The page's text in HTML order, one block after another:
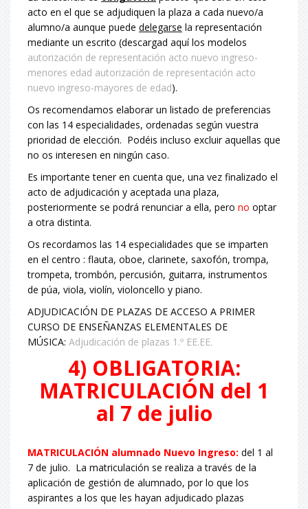
acto en el que se adjudiquen la plaza a cada nuevo/a
alumno/a aunque puede delegarse la representación
mediante un escrito (descargad aquí los modelos
autorización de representación acto nuevo ingreso-
menores edad autorización de representación acto
nuevo ingreso-mayores de edad).
Os recomendamos elaborar un listado de preferencias
con las 14 especialidades, ordenadas según vuestra
prioridad de elección. Podéis incluso excluir aquellas que
no os interesen en ningún caso.
Es importante tener en cuenta que, una vez finalizado el
acto de adjudicación y aceptada una plaza,
posteriormente se podrá renunciar a ella, pero no optar
a otra distinta.
Os recordamos las 14 especialidades que se imparten
en el centro : flauta, oboe, clarinete, saxofón, trompa,
trompeta, trombón, percusión, guitarra, instrumentos
de púa, viola, violín, violoncello y piano.
ADJUDICACIÓN DE PLAZAS DE ACCESO A PRIMER
CURSO DE ENSEÑANZAS ELEMENTALES DE
MÚSICA: Adjudicación de plazas 1.º EE.EE.
4) OBLIGATORIA:
MATRICULACIÓN del 1
al 7 de julio
MATRICULACIÓN alumnado Nuevo Ingreso: del 1 al
7 de julio. La matriculación se realiza a través de la
aplicación de gestión de alumnado, por lo que los
aspirantes a los que les hayan adjudicado plazas